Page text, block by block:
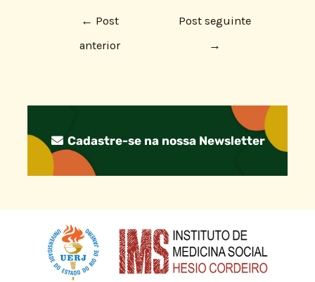
← Post
anterior
Post seguinte
→
Cadastre-se na nossa Newsletter